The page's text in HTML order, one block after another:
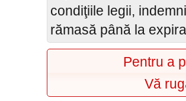
condiţiile legii,
rămasă până la
Pentru a
Vă